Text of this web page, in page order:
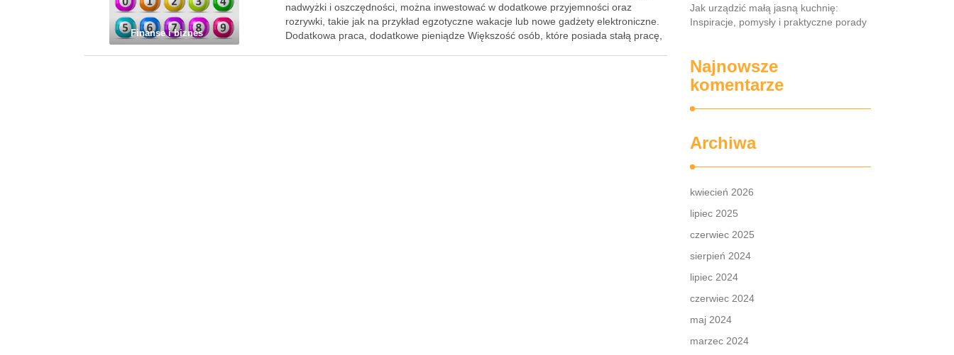
Finanse i biznes
nadwyżki i oszczędności, można inwestować w dodatkowe przyjemności oraz
rozrywki, takie jak na przykład egzotyczne wakacje lub nowe gadżety elektroniczne.
Dodatkowa praca, dodatkowe pieniądze Większość osób, które posiada stałą pracę,
Jak urządzić małą jasną kuchnię:
Inspiracje, pomysły i praktyczne porady
Najnowsze
komentarze
Archiwa
kwiecień 2026
lipiec 2025
czerwiec 2025
sierpień 2024
lipiec 2024
czerwiec 2024
maj 2024
marzec 2024